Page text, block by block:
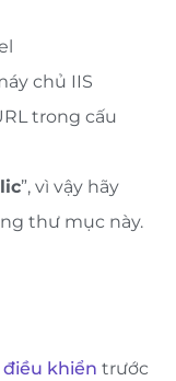
chủ IIS
trong cấu
”, vì vậy hãy
thư mục này.
khiển trước